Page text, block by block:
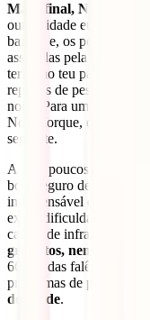
Mas afinal, Nova
outra cidade europeia!
bairros e, os pontos
assoladas pela
terias no teu país. É
repletos de pessoas e
noite. Para uma melhor
Nova Iorque,
seguinte.
Até há poucos anos não
bom seguro de viagem,
indispensável quando
exista dificuldade em ser
carece de infraestruturas
gratuitos, nem baratos
66,5% das falências
problemas de pagamento
de saúde.